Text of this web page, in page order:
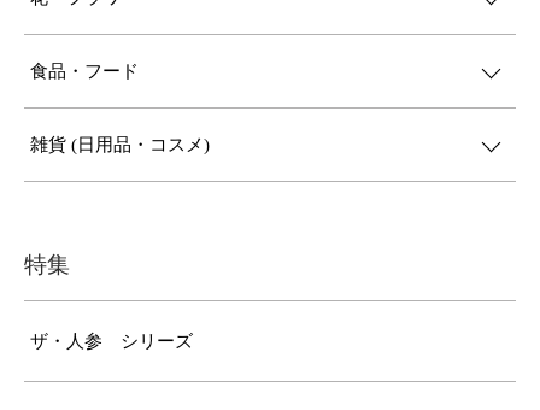
食品・フード
雑貨 (日用品・コスメ)
特集
ザ・人参 シリーズ